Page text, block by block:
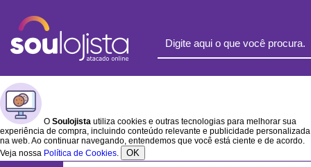
O Soulojista utiliza cookies e outras tecnologias para melhorar sua
experiência de compra, incluindo conteúdo relevante e publicidade personalizada
na web. Ao continuar navegando, entendemos que você está ciente e de acordo.
Veja nossa Política de Cookies. OK